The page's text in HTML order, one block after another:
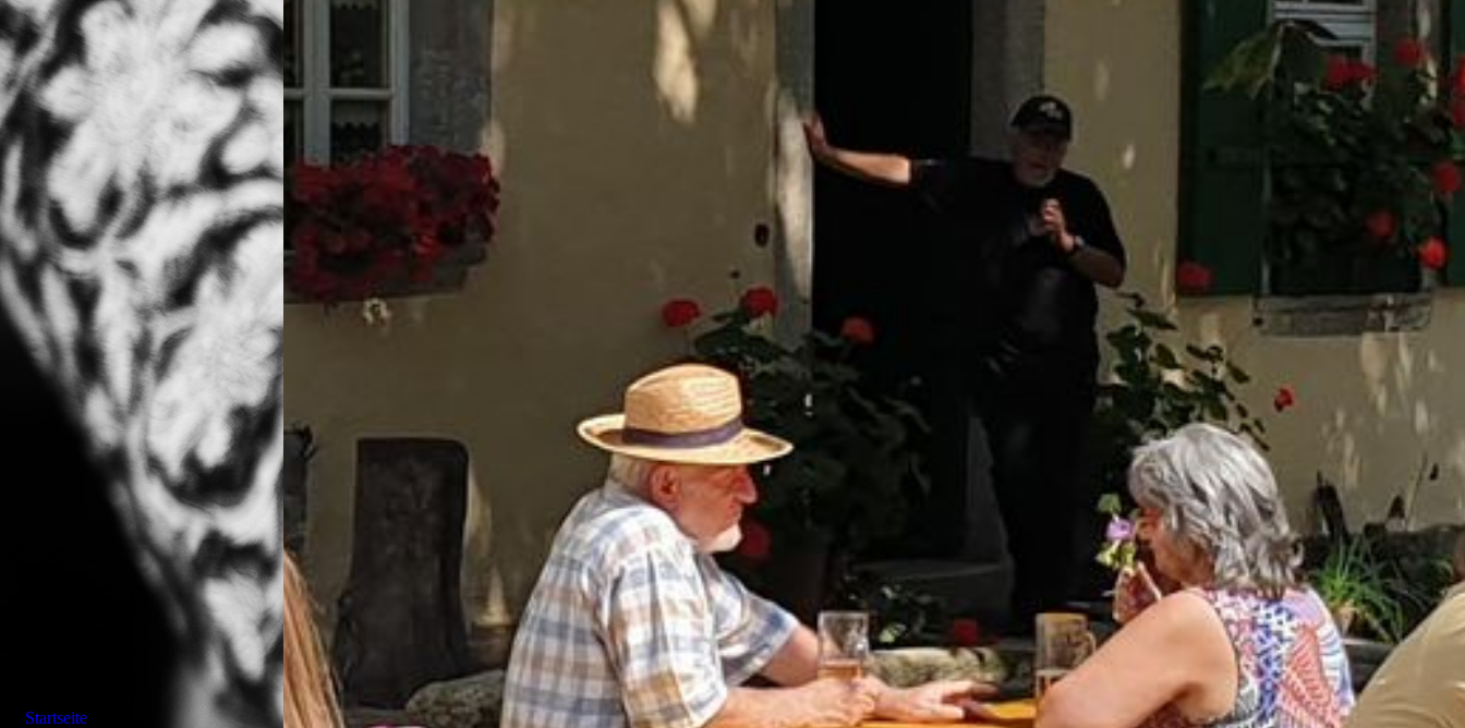
Startseite